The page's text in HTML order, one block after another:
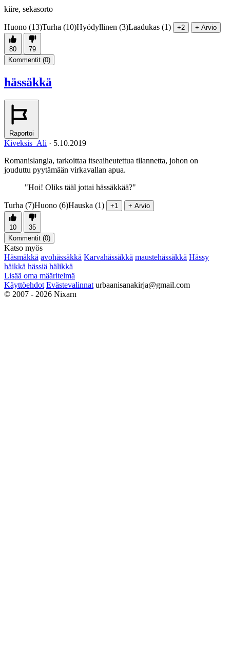
kiire, sekasorto
Huono (13)Turha (10)Hyödyllinen (3)Laadukas (1) +2 + Arvio
80
79
Kommentit (0)
hässäkkä
Raportoi
Kiveksis_Ali · 5.10.2019
Romanislangia, tarkoittaa itseaiheutettua tilannetta, johon on
jouduttu pyytämään virkavallan apua.
"Hoi! Oliks tääl jottai hässäkkää?"
Turha (7)Huono (6)Hauska (1) +1 + Arvio
10
35
Kommentit (0)
Katso myös
Häsmäkkä avohässäkkä Karvahässäkkä maustehässäkkä Hässy
häikkä hässiä hälikkä
Lisää oma määritelmä
Käyttöehdot Evästevalinnat urbaanisanakirja@gmail.com
© 2007 - 2026 Nixarn